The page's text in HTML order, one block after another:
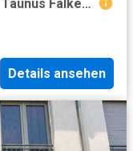
Haus zum Kaufen in Königstein im Taunus Falkenstein 3.750.000,00 EUR 283 m²
Details ansehen